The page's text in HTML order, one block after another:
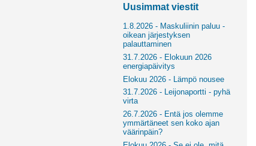
Uusimmat viestit
1.8.2026 - Maskuliinin paluu -
oikean järjestyksen
palauttaminen
31.7.2026 - Elokuun 2026
energiapäivitys
Elokuu 2026 - Lämpö nousee
31.7.2026 - Leijonaportti - pyhä
virta
26.7.2026 - Entä jos olemme
ymmärtäneet sen koko ajan
väärinpäin?